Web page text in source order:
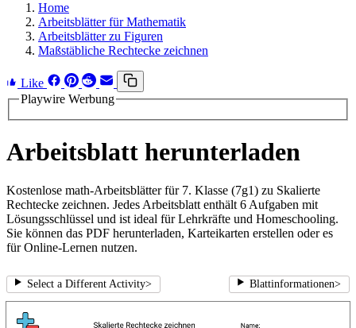
Home
Arbeitsblätter für Mathematik
Arbeitsblätter zu Figuren
Maßstäbliche Rechtecke zeichnen
Like
Playwire Werbung
Arbeitsblatt herunterladen
Kostenlose math-Arbeitsblätter für 7. Klasse (7g1) zu Skalierte
Rechtecke zeichnen. Jedes Arbeitsblatt enthält 6 Aufgaben mit
Lösungsschlüssel und ist ideal für Lehrkräfte und Homeschooling.
Sie können das PDF herunterladen, Karteikarten erstellen oder es
für Online-Lernen nutzen.
Select a Different Activity> Blattinformationen>